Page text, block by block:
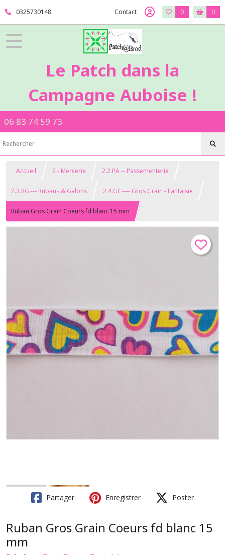
0325730148 Contact 0 0
Le Patch dans la
Campagne Auboise !
06 83 74 59 73
Accueil 2 - Mercerie 2.2.PA -- Passementerie
2.3.RG --- Rubans & Galons 2.4.GF ---- Gros Grain - Fantaisie
Ruban Gros Grain Coeurs fd blanc 15 mm
Partager Enregistrer Poster
Ruban Gros Grain Coeurs fd blanc 15
mm